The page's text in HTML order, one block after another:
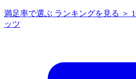
満足率で選ぶ ランキングを見る ＞
ッツ